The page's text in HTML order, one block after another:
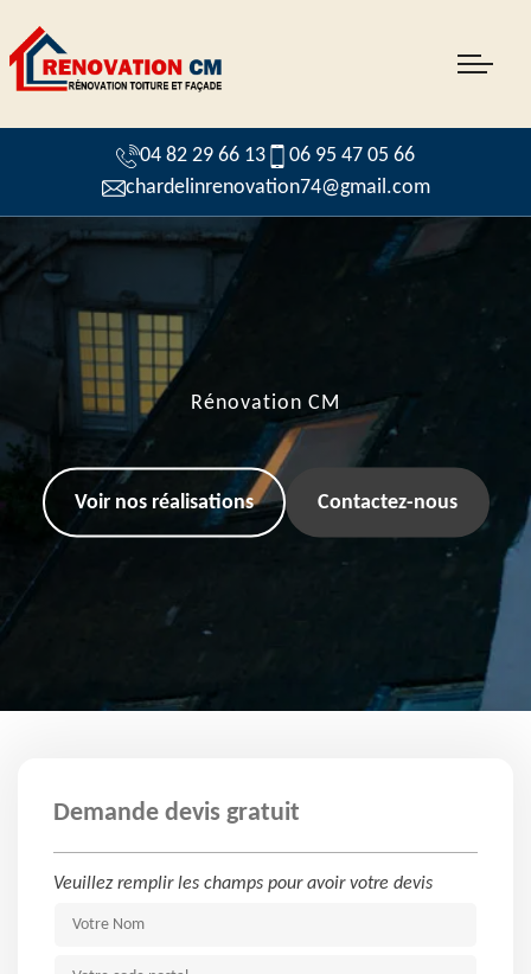
04 82 29 66 13
06 95 47 05 66
chardelinrenovation74@gmail.com
Rénovation CM
Voir nos réalisations Contactez-nous
Demande devis gratuit
Veuillez remplir les champs pour avoir votre devis